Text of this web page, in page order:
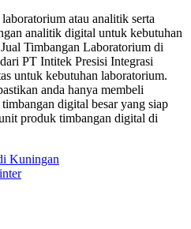
atau analitik serta
analitik digital untuk kebutuhan
Timbangan Laboratorium di
PT Intitek Presisi Integrasi
untuk kebutuhan laboratorium.
anda hanya membeli
digital besar yang siap
produk timbangan digital di
Kuningan